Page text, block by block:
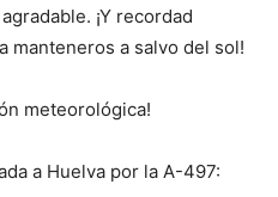
¡Y recordad
manteneros a salvo del sol!
meteorológica!
a Huelva por la A-497: